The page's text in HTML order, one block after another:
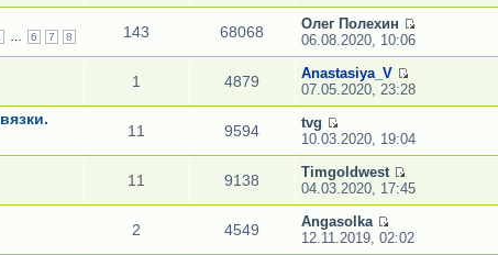
6 7 8 143 68068
Олег Полехин
06.08.2020, 10:06
1 4879
Anastasiya_V
07.05.2020, 23:28
11 9594
tvg
10.03.2020, 19:04
11 9138
Timgoldwest
04.03.2020, 17:45
2 4549
Angasolka
12.11.2019, 02:02